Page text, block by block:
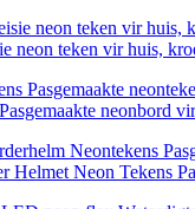
neon teken vir huis,
neonbord
Helmet Neon Tekens